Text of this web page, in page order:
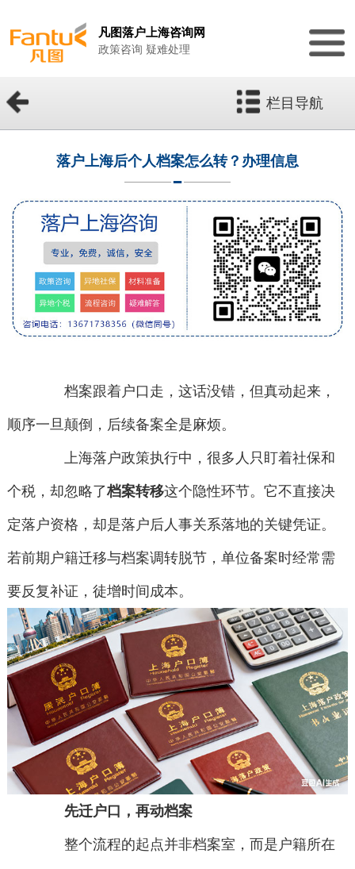
凡图落户上海咨询网
政策咨询 疑难处理
栏目导航
落户上海后个人档案怎么转？办理信息
档案跟着户口走，这话没错，但真动起来，
顺序一旦颠倒，后续备案全是麻烦。
上海落户政策执行中，很多人只盯着社保和
个税，却忽略了档案转移这个隐性环节。它不直接决
定落户资格，却是落户后人事关系落地的关键凭证。
若前期户籍迁移与档案调转脱节，单位备案时经常需
要反复补证，徒增时间成本。
先迁户口，再动档案
整个流程的起点并非档案室，而是户籍所在